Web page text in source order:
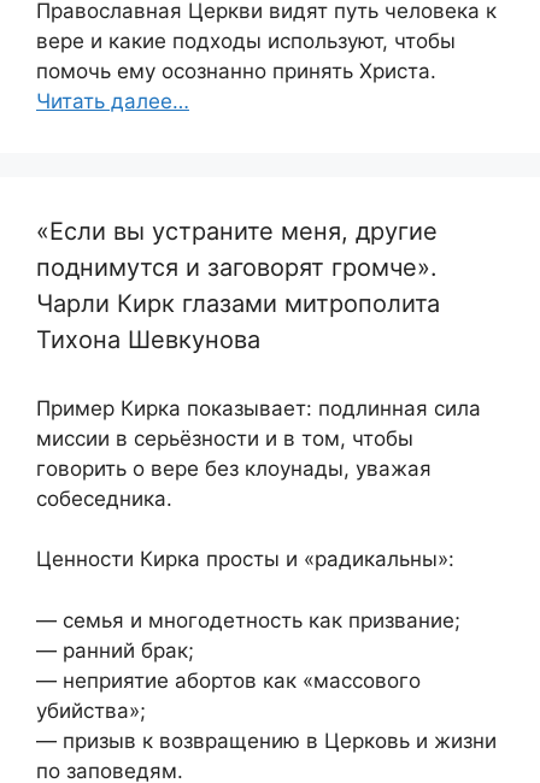
Православная Церкви видят путь человека к
вере и какие подходы используют, чтобы
помочь ему осознанно принять Христа.
Читать далее…
«Если вы устраните меня, другие
поднимутся и заговорят громче».
Чарли Кирк глазами митрополита
Тихона Шевкунова
Пример Кирка показывает: подлинная сила
миссии в серьёзности и в том, чтобы
говорить о вере без клоунады, уважая
собеседника.
Ценности Кирка просты и «радикальны»:
— семья и многодетность как призвание;
— ранний брак;
— неприятие абортов как «массового
убийства»;
— призыв к возвращению в Церковь и жизни
по заповедям.